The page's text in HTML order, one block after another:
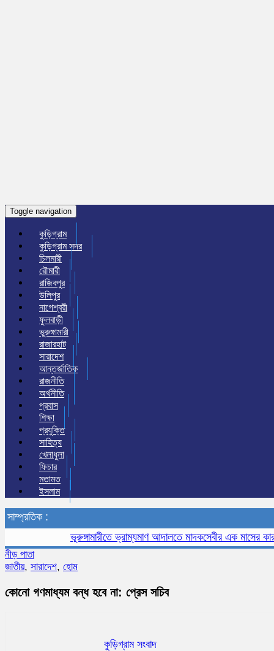
Toggle navigation
কুড়িগ্রাম
কুড়িগ্রাম সদর
চিলমারী
রৌমারী
রাজিবপুর
উলিপুর
নাগেশ্বরী
ফুলবাড়ী
ভুরুঙ্গামারী
রাজারহাট
সারাদেশ
আন্তর্জাতিক
রাজনীতি
অর্থনীতি
প্রবাস
শিক্ষা
প্রযুক্তি
সাহিত্য
খেলাধুলা
ফিচার
মতামত
ইসলাম
সাম্প্রতিক :
ভূরুঙ্গামারীতে ভ্রাম্যমাণ আদালতে মাদকসেবীর এক মাসের কারাদণ্ড
নীড় পাতা
জাতীয়, সারাদেশ, হোম
কোনো গণমাধ্যম বন্ধ হবে না: প্রেস সচিব
কুড়িগ্রাম সংবাদ